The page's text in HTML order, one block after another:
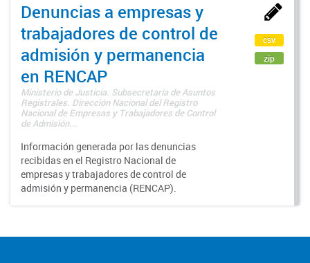
Denuncias a empresas y
trabajadores de control de
admisión y permanencia
en RENCAP
Ministerio de Justicia. Subsecretaría de Asuntos
Registrales. Dirección Nacional del Registro
Nacional de Empresas y Trabajadores de Control
de Admisión...
Información generada por las denuncias
recibidas en el Registro Nacional de
empresas y trabajadores de control de
admisión y permanencia (RENCAP).
csv
zip